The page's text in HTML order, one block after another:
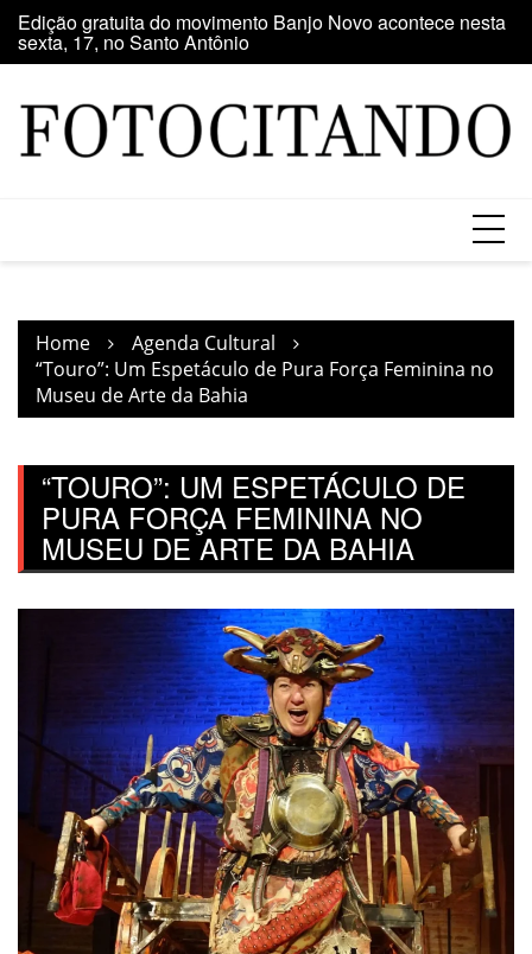
Skip
content
Edição gratuita do movimento Banjo Novo acontece nesta
sexta, 17, no Santo Antônio
Home
Agenda Cultural
“Touro”: Um Espetáculo de Pura Força Feminina no
Museu de Arte da Bahia
“TOURO”: UM ESPETÁCULO DE
PURA FORÇA FEMININA NO
MUSEU DE ARTE DA BAHIA